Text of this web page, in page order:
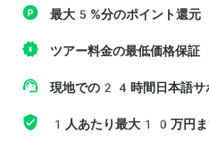
最大5%分のポイント還元
ツアー料金の最低価格保証
現地での24時間日本語サ
1人あたり最大10万円ま